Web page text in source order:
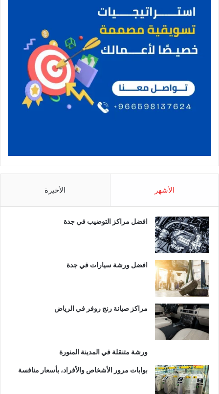
الأشهر الأخيرة
افضل مراكز التوضيب في جدة
افضل ورشة سيارات في جدة
مراكز صيانة رنج روفر في الرياض
ورشة متنقلة في المدينة المنورة
بوابات مرور الأشخاص والأفراد، بأسعار منافسة